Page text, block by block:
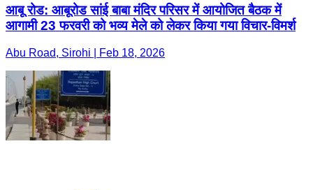
आबू रोड: आबूरोड सांई बाबा मंदिर परिसर में आयोजित बैठक में
आगामी 23 फरवरी को भव्य मेले को लेकर किया गया विचार-विमर्श
Abu Road, Sirohi | Feb 18, 2026